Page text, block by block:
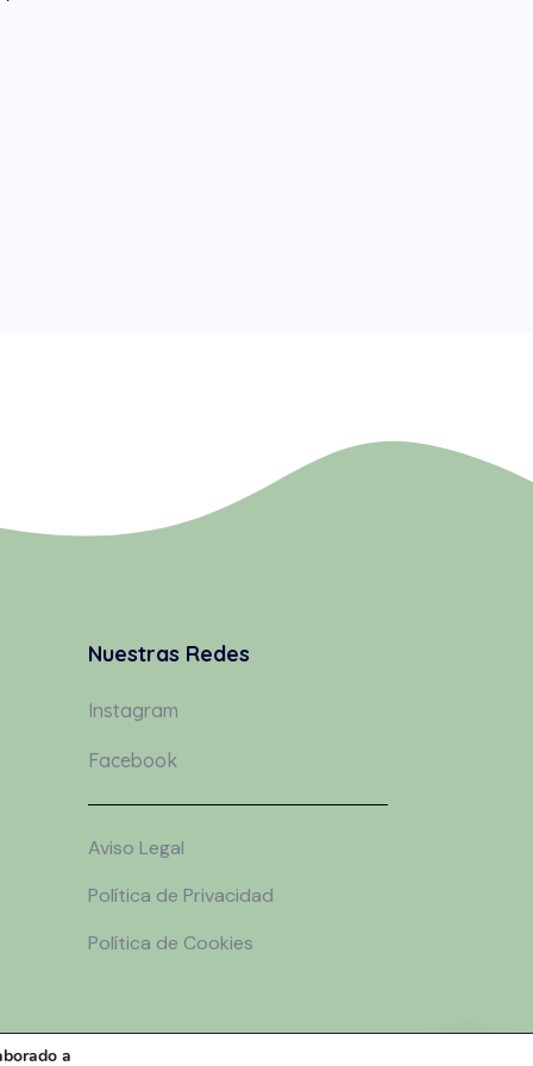
Nuestras Redes
Instagram
Facebook
Aviso Legal
Política de Privacidad
Política de Cookies
a